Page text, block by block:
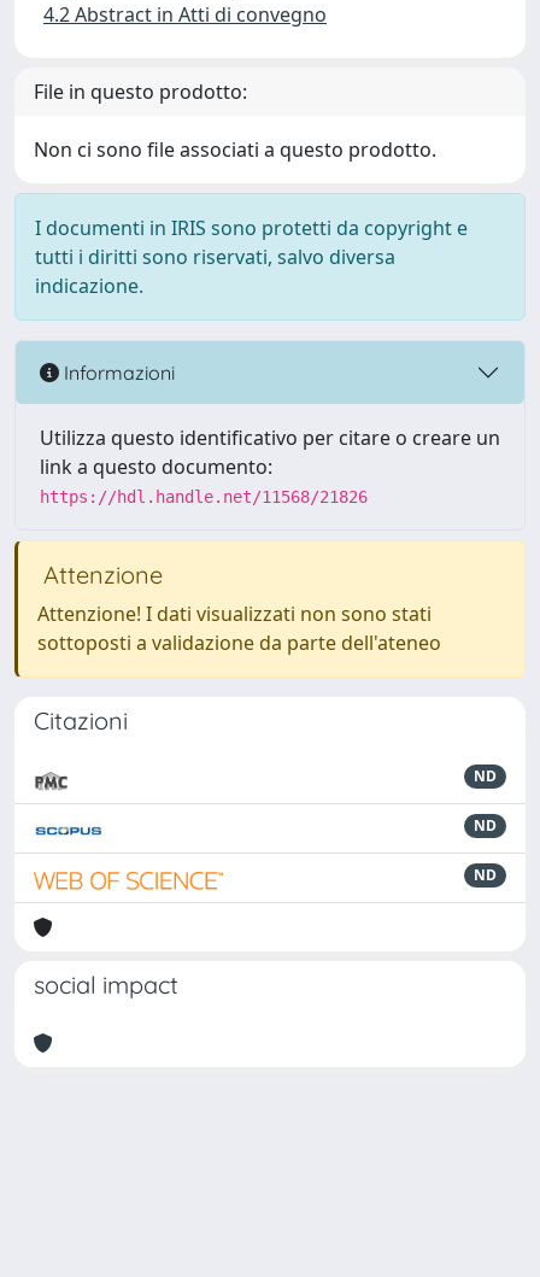
4.2 Abstract in Atti di convegno
File in questo prodotto:
Non ci sono file associati a questo prodotto.
I documenti in IRIS sono protetti da copyright e
tutti i diritti sono riservati, salvo diversa
indicazione.
Informazioni
Utilizza questo identificativo per citare o creare un
link a questo documento:
https://hdl.handle.net/11568/21826
Attenzione
Attenzione! I dati visualizzati non sono stati
sottoposti a validazione da parte dell'ateneo
Citazioni
ND
ND
ND
social impact